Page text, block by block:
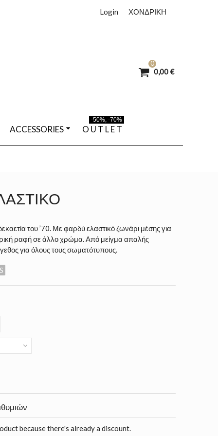
ΧΟΝΔΡΙΚΗ
Login
0
0,00 €
ACCESSORIES O U T L E T
-50%, -70%
του ’70. Με φαρδύ ελαστικό ζωνάρι μέσης για
ραφή σε άλλο χρώμα. Από μείγμα απαλής
για όλους τους σωματότυπους.
because there's already a discount.